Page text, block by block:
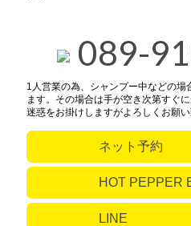
089-
1人営業の為、シャンプー中などの
ます。その場合は手が空き次第すぐ
迷惑をお掛けしますがよろしくお願い
ネット予約
HOT PEPPER
LINE